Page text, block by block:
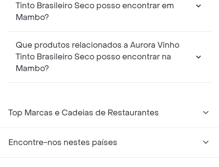
Tinto Brasileiro Seco posso encontrar em
Mambo?
Que produtos relacionados a Aurora Vinho
Tinto Brasileiro Seco posso encontrar na
Mambo?
Top Marcas e Cadeias de Restaurantes
Encontre-nos nestes países